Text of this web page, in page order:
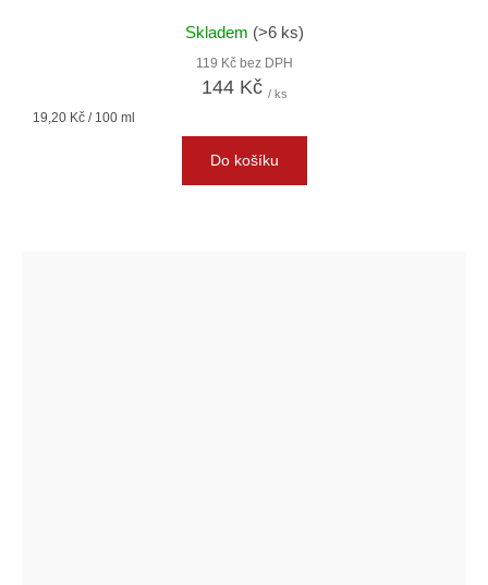
Skladem (>6 ks)
119 Kč bez DPH
144 Kč / ks
Měrná
19,20 Kč / 100 ml
Do košíku